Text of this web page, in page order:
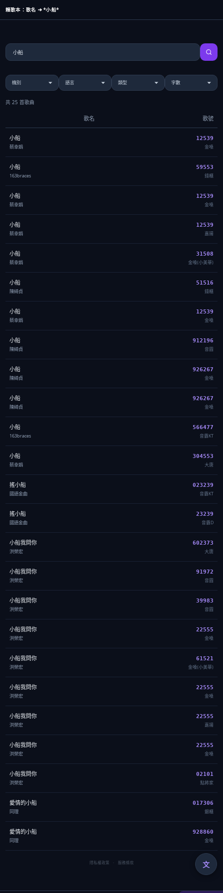
賴歌本：歌名 ➔ *小船*
共 25 首歌曲
歌名 歌號
小船
蔡幸娟
12539
金嗓
小船
163braces
59553
錢櫃
小船
蔡幸娟
12539
金嗓
小船
蔡幸娟
12539
嘉揚
小船
蔡幸娟
31508
金嗓(小美華)
小船
陳綺貞
51516
錢櫃
小船
蔡幸娟
12539
金嗓
小船
陳綺貞
912196
音圓
小船
陳綺貞
926267
金嗓
小船
陳綺貞
926267
金嗓
小船
163braces
566477
音霸KT
小船
蔡幸娟
304553
大唐
搖小船
國語金曲
023239
音霸KT
搖小船
國語金曲
23239
音霸D
小船我問你
洪榮宏
602373
大唐
小船我問你
洪榮宏
91972
音圓
小船我問你
洪榮宏
39983
音圓
小船我問你
洪榮宏
22555
金嗓
小船我問你
洪榮宏
61521
金嗓(小美華)
小船我問你
洪榮宏
22555
金嗓
小船我問你
洪榮宏
22555
嘉揚
小船我問你
洪榮宏
22555
金嗓
小船我問你
洪榮宏
02101
點將家
愛情的小船
同理
017306
銀櫃
愛情的小船
同理
928860
金嗓
隱私權政策 · 服務條款 文